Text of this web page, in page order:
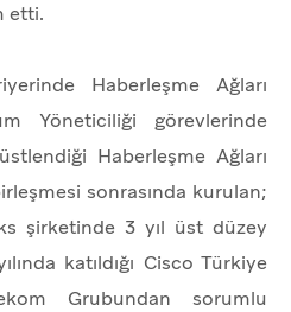
etti.
Haberleşme Ağları
Yöneticiliği görevlerinde
Haberleşme Ağları
sonrasında kurulan;
şirketinde 3 yıl üst düzey
katıldığı Cisco Türkiye
Grubundan sorumlu